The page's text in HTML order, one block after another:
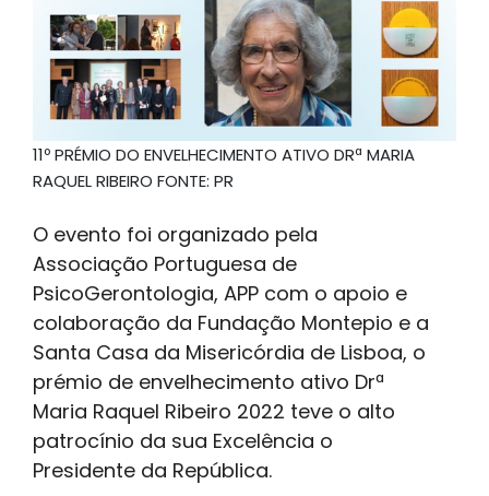
11º PRÉMIO DO ENVELHECIMENTO ATIVO DRª MARIA
RAQUEL RIBEIRO FONTE: PR
O evento foi organizado pela
Associação Portuguesa de
PsicoGerontologia, APP com o apoio e
colaboração da Fundação Montepio e a
Santa Casa da Misericórdia de Lisboa, o
prémio de envelhecimento ativo Drª
Maria Raquel Ribeiro 2022 teve o alto
patrocínio da sua Excelência o
Presidente da República.